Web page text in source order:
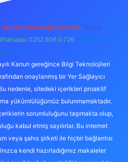
backlinkpaneli@gmail.com Teams:
0262 606 0 726 Telegram:
@karabul
Kanun gereğince Bilgi Teknolojileri
onaylanmış bir Yer Sağlayıcı
nedenle, sitedeki içerikleri proaktif
yükümlülüğümüz bulunmamaktadır.
sorumluluğunu taşımakta olup,
kabul etmiş sayılırlar. Bu internet
veya şahıs şirketi ile hiçbir bağlantısı
kendi hazırladığımız makaleler